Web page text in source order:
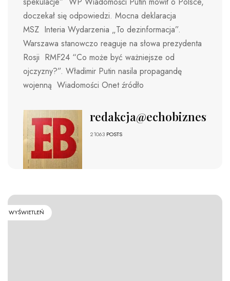
doczekał się odpowiedzi. Mocna deklaracja
MSZ Interia Wydarzenia „To dezinformacja”.
Warszawa stanowczo reaguje na słowa prezydenta
Rosji RMF24 “Co może być ważniejsze od
ojczyzny?”. Władimir Putin nasila propagandę
wojenną Wiadomości Onet źródło
redakcja@echobiznesu.pl
21063 POSTS
WYŚWIETLEŃ